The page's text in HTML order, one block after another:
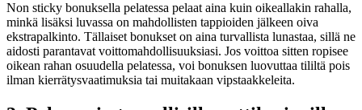
Non sticky bonuksella pelatessa pelaat aina kuin oikeallakin rahalla,
minkä lisäksi luvassa on mahdollisten tappioiden jälkeen oiva
ekstrapalkinto. Tällaiset bonukset on aina turvallista lunastaa, sillä ne
aidosti parantavat voittomahdollisuuksiasi. Jos voittoa sitten ropisee
oikean rahan osuudella pelatessa, voi bonuksen luovuttaa tililtä pois
ilman kierrätysvaatimuksia tai muitakaan vipstaakkeleita.